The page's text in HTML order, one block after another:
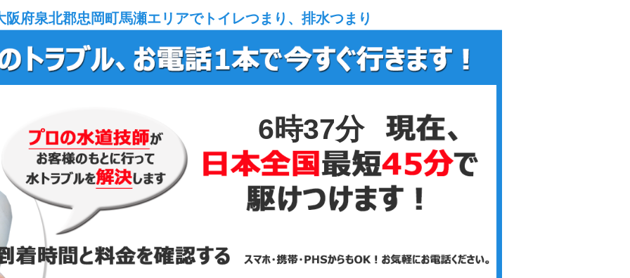
阪府泉北郡忠岡町馬瀬エリアでトイレつまり、排水つまり
6時37分